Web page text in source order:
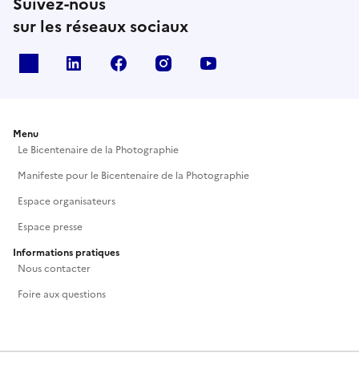
sur les réseaux sociaux
Linkedin Facebook Instagram
Menu
Le Bicentenaire de la Photographie
Manifeste pour le Bicentenaire de la Photographie
Espace organisateurs
Espace presse
Informations pratiques
Nous contacter
Foire aux questions